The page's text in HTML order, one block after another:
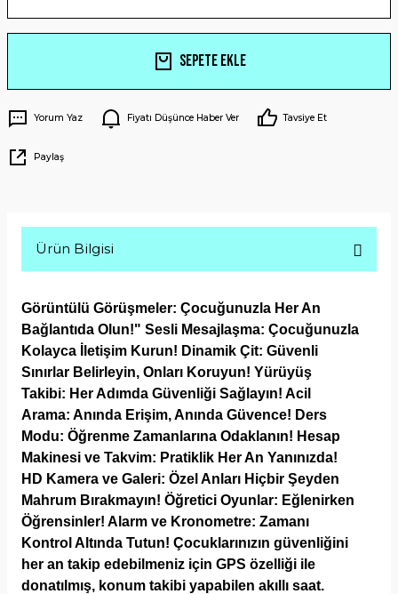
Sepete Ekle
Yorum Yaz Fiyatı Düşünce Haber Ver Tavsiye Et
Paylaş
Ürün Bilgisi
Görüntülü Görüşmeler: Çocuğunuzla Her An
Bağlantıda Olun!" Sesli Mesajlaşma: Çocuğunuzla
Kolayca İletişim Kurun! Dinamik Çit: Güvenli
Sınırlar Belirleyin, Onları Koruyun! Yürüyüş
Takibi: Her Adımda Güvenliği Sağlayın! Acil
Arama: Anında Erişim, Anında Güvence! Ders
Modu: Öğrenme Zamanlarına Odaklanın! Hesap
Makinesi ve Takvim: Pratiklik Her An Yanınızda!
HD Kamera ve Galeri: Özel Anları Hiçbir Şeyden
Mahrum Bırakmayın! Öğretici Oyunlar: Eğlenirken
Öğrensinler! Alarm ve Kronometre: Zamanı
Kontrol Altında Tutun! Çocuklarınızın güvenliğini
her an takip edebilmeniz için GPS özelliği ile
donatılmış, konum takibi yapabilen akıllı saat.